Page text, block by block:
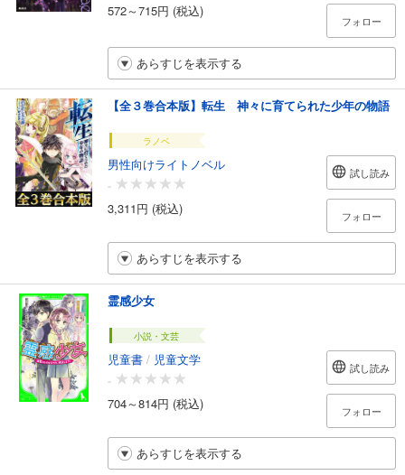
572～715円 (税込)
フォロー
あらすじを表示する
【全３巻合本版】転生 神々に育てられた少年の物語
ラノベ
男性向けライトノベル
-
3,311円 (税込)
試し読み
フォロー
あらすじを表示する
霊感少女
小説・文芸
児童書 / 児童文学
-
704～814円 (税込)
試し読み
フォロー
あらすじを表示する